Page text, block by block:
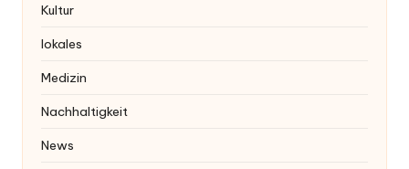
Kultur
lokales
Medizin
Nachhaltigkeit
News